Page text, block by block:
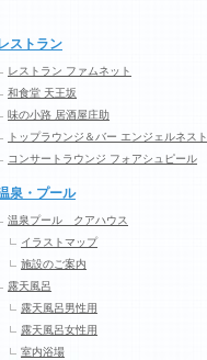
ストラン
レストラン ファムネット
和食堂 天王坂
味の小路 居酒屋庄助
トップラウンジ＆バー エンジェルネスト
コンサートラウンジ フォアシュピール
泉・プール
温泉プール クアハウス
イラストマップ
施設のご案内
露天風呂
露天風呂男性用
露天風呂女性用
室内浴場